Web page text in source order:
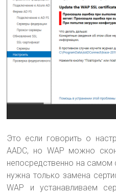
Это если говорить о
AADC, но WAP можно
непосредственно на самом
нужна только замена
WAP и устанавливаем